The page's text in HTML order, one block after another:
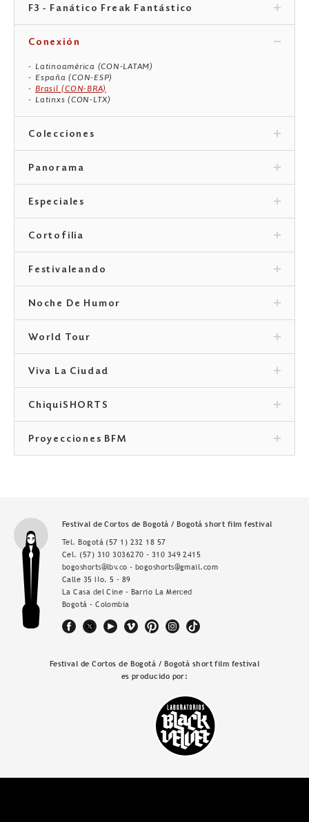
F3 - Fanático Freak Fantástico
Conexión
Latinoamérica (CON-LATAM)
España (CON-ESP)
Brasil (CON-BRA)
Latinxs (CON-LTX)
Colecciones
Panorama
Especiales
Cortofilia
Festivaleando
Noche De Humor
World Tour
Viva La Ciudad
ChiquiSHORTS
Proyecciones BFM
Festival de Cortos de Bogotá / Bogotá short film festival
Tel. Bogotá (57 1) 232 18 57
Cel. (57) 310 3036270 - 310 349 2415
bogoshorts@lbv.co - bogoshorts@gmail.com
Calle 35 No. 5 - 89
La Casa del Cine - Barrio La Merced
Bogotá - Colombia
Festival de Cortos de Bogotá / Bogotá short film festival
es producido por: